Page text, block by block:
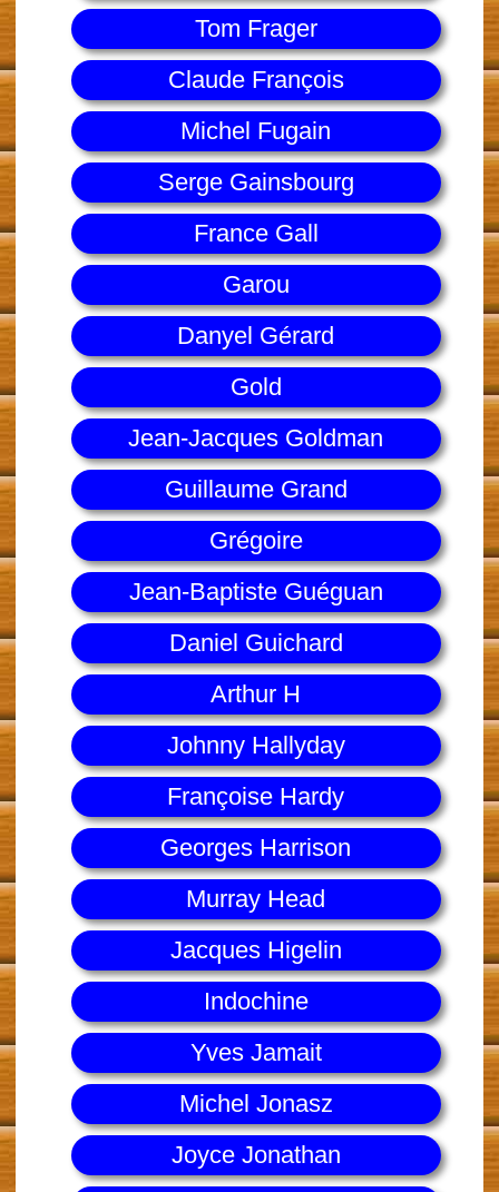
Tom Frager
Claude François
Michel Fugain
Serge Gainsbourg
France Gall
Garou
Danyel Gérard
Gold
Jean-Jacques Goldman
Guillaume Grand
Grégoire
Jean-Baptiste Guéguan
Daniel Guichard
Arthur H
Johnny Hallyday
Françoise Hardy
Georges Harrison
Murray Head
Jacques Higelin
Indochine
Yves Jamait
Michel Jonasz
Joyce Jonathan